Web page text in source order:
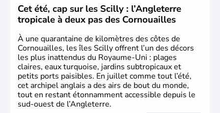
L'Angleterre est l’une des quatre nations constitutives du
Royaume-Uni. Elle est peuplée de plus de 50 millions
d’habitants, les Anglais, et constitue à elle seule, près de
84% de la population de l’ensemble. Le pays s’est créé au
Xème siècle et tient son nom desAngles
germanique installé sur ces terres. Première démocratie
parlementaire au monde, elle doit son développement à
l’essor industriel du XIXème siècle.
Cet été, cap sur les Scilly : l’Angleterre
tropicale à deux pas des Cornouailles
À une quarantaine de kilomètres des côtes de
Cornouailles, les îles Scilly offrent l’un des décors
les plus inattendus du Royaume-Uni : plages
claires, eaux turquoise, jardins subtropicaux et
petits ports paisibles. En juillet comme tout l’été,
cet archipel anglais a des airs de bout du monde,
tout en restant étonnamment accessible depuis le
sud-ouest de l’Angleterre.